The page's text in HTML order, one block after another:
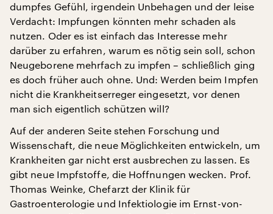
dumpfes Gefühl, irgendein Unbehagen und der leise
Verdacht: Impfungen könnten mehr schaden als
nutzen. Oder es ist einfach das Interesse mehr
darüber zu erfahren, warum es nötig sein soll, schon
Neugeborene mehrfach zu impfen – schließlich ging
es doch früher auch ohne. Und: Werden beim Impfen
nicht die Krankheitserreger eingesetzt, vor denen
man sich eigentlich schützen will?
Auf der anderen Seite stehen Forschung und
Wissenschaft, die neue Möglichkeiten entwickeln, um
Krankheiten gar nicht erst ausbrechen zu lassen. Es
gibt neue Impfstoffe, die Hoffnungen wecken. Prof.
Thomas Weinke, Chefarzt der Klinik für
Gastroenterologie und Infektiologie im Ernst-von-